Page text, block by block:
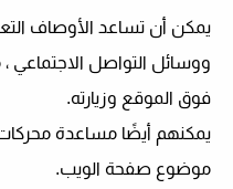
يمكن أن تساعد الأوصاف
ووسائل التواصل الاجتماعي
فوق الموقع وزيارته.
موضوع صفحة الويب.